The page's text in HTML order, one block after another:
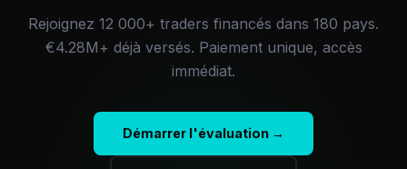
Rejoignez 12 000+ traders financés dans 180 pays.
€4.28M+ déjà versés. Paiement unique, accès
immédiat.
Démarrer l'évaluation →